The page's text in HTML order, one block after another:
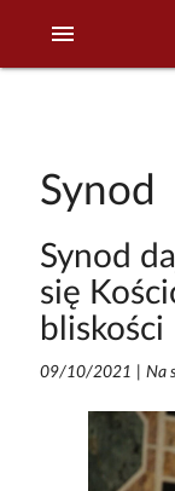
menu
Synod
Synod
się
bliskości
09/10/2021 Na